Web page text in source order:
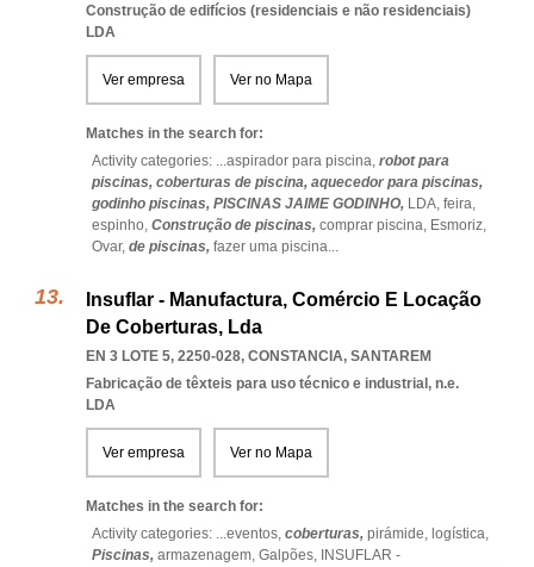
Construção de edifícios (residenciais e não residenciais)
LDA
Ver empresa Ver no Mapa
Matches in the search for:
Activity categories: ...aspirador para piscina, robot para
piscinas, coberturas de piscina, aquecedor para piscinas,
godinho piscinas, PISCINAS JAIME GODINHO, LDA, feira,
espinho, Construção de piscinas, comprar piscina, Esmoriz,
Ovar, de piscinas, fazer uma piscina...
Insuflar - Manufactura, Comércio E Locação
De Coberturas, Lda
EN 3 LOTE 5, 2250-028, CONSTANCIA, SANTAREM
Fabricação de têxteis para uso técnico e industrial, n.e.
LDA
Ver empresa Ver no Mapa
Matches in the search for:
Activity categories: ...eventos, coberturas, pirámide, logística,
Piscinas, armazenagem, Galpões, INSUFLAR -